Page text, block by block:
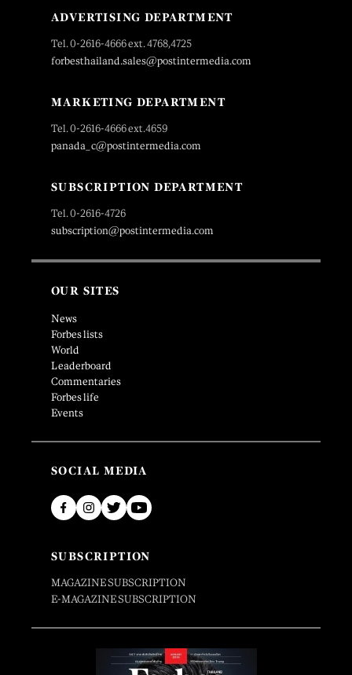
ADVERTISING DEPARTMENT
Tel. 0-2616-4666 ext. 4768,4725
forbesthailand.sales@postintermedia.com
MARKETING DEPARTMENT
Tel. 0-2616-4666 ext.4659
panada_c@postintermedia.com
SUBSCRIPTION DEPARTMENT
Tel. 0-2616-4726
subscription@postintermedia.com
OUR SITES
News
Forbes lists
World
Leaderboard
Commentaries
Forbes life
Events
SOCIAL MEDIA
SUBSCRIPTION
MAGAZINE SUBSCRIPTION
E-MAGAZINE SUBSCRIPTION